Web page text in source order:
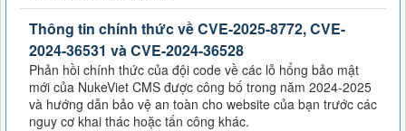
Thông tin chính thức về CVE-2025-8772, CVE-
2024-36531 và CVE-2024-36528
Phản hồi chính thức của đội code về các lỗ hổng bảo mật
mới của NukeViet CMS được công bố trong năm 2024-2025
và hướng dẫn bảo vệ an toàn cho website của bạn trước các
nguy cơ khai thác hoặc tấn công khác.